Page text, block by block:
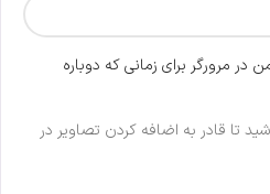
در مرورگر برای زمانی که دوباره
تا قادر به اضافه کردن تصاویر در